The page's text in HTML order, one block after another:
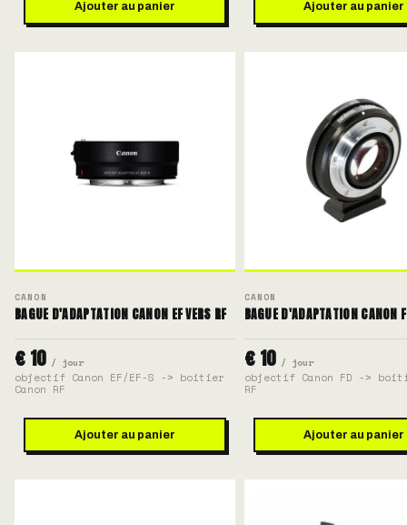
Ajouter au panier Ajouter au panier
CANON
BAGUE D'ADAPTATION CANON EF VERS RF
€ 10 / jour
objectif Canon EF/EF-S -> boitier
Canon RF
Ajouter au panier
CANON
BAGUE D'ADAPTATION CANON
€ 10 / jour
objectif Canon FD ->
RF
Ajouter au panier